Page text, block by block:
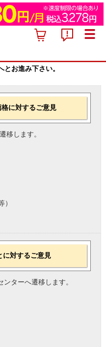
お進み下さい。
に対するご意見
移します。
）
に対するご意見
ターへ遷移します。